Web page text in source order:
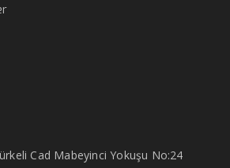
Cad Mabeyinci Yokuşu No:24